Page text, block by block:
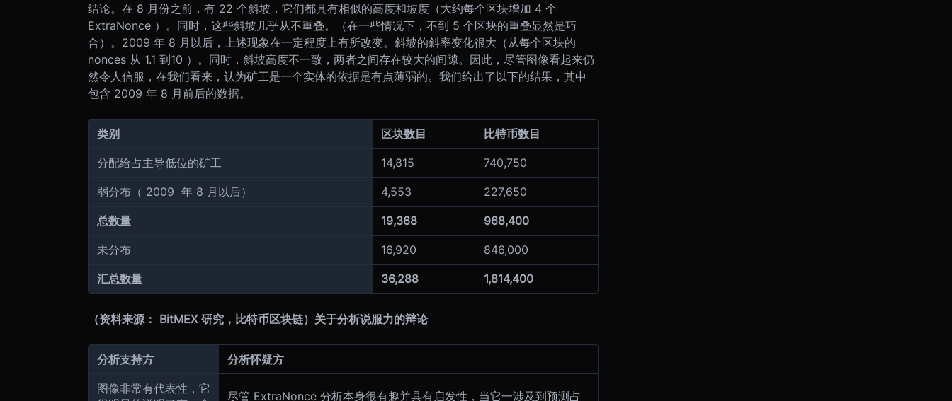
结论。在 8 月份之前，有 22 个斜坡，它们都具有相似的高度和坡度（大约每个区块增加 4 个
ExtraNonce ）。同时，这些斜坡几乎从不重叠。（在一些情况下，不到 5 个区块的重叠显然是巧
合）。 2009 年 8 月以后，上述现象在一定程度上有所改变。斜坡的斜率变化很大（从每个区块的
nonces 从 1.1 到10 ）。同时，斜坡高度不一致，两者之间存在较大的间隙。因此，尽管图像看起来仍
然令人信服，在我们看来，认为矿工是一个实体的依据是有点薄弱的。我们给出了以下的结果，其中
包含 2009 年 8 月前后的数据。
类别 区块数目 比特币数目
分配给占主导低位的矿工 14,815 740,750
弱分布（ 2009 年 8 月以后） 4,553 227,650
总数量 19,368 968,400
未分布 16,920 846,000
汇总数量 36,288 1,814,400
（资料来源： BitMEX 研究，比特币区块链） 关于分析说服力的辩论
分析支持方 分析怀疑方
图像非常有代表性，它
尽管 ExtraNonce 分析本身很有趣并具有启发性，当它一涉及到预测占